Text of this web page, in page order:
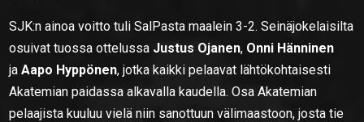
SJK:n ainoa voitto tuli SalPasta maalein 3-2. Seinäjokelaisilta
osuivat tuossa ottelussa Justus Ojanen, Onni Hänninen
jaAapo Hyppönen, jotka kaikki pelaavat lähtökohtaisesti
Akatemian paidassa alkavalla kaudella. Osa Akatemian
pelaajista kuuluu vielä niin sanottuun välimaastoon, josta tie